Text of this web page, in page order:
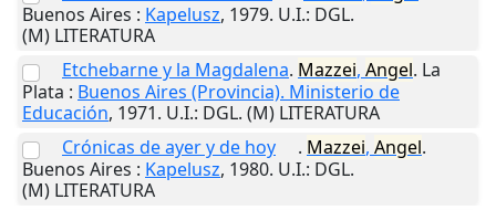
Buenos Aires : Kapelusz, 1979. U.I.: DGL.
(M) LITERATURA
Etchebarne y la Magdalena. Mazzei, Angel. La
Plata : Buenos Aires (Provincia). Ministerio de
Educación, 1971. U.I.: DGL. (M) LITERATURA
Crónicas de ayer y de hoy
. Mazzei, Angel.
Buenos Aires : Kapelusz, 1980. U.I.: DGL.
(M) LITERATURA